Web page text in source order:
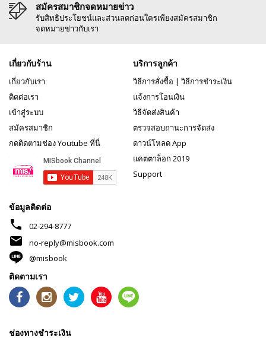
สมัครสมาชิกจดหมายข่าว
รับสิทธิประโยชน์และส่วนลดก่อนใครเพียงสมัครสมาชิก
จดหมายข่าวกับเรา
เกี่ยวกับร้าน
เกี่ยวกับเรา
ติดต่อเรา
เข้าสู่ระบบ
สมัครสมาชิก
กดติดตามช่อง Youtube ที่นี่
บริการลูกค้า
วิธีการสั่งซื้อ | วิธีการชำระเงิน
แจ้งการโอนเงิน
วิธีจัดส่งสินค้า
ตรวจสอบถานะการจัดส่ง
ดาวน์โหลด App
แคตตาล็อก 2019
Support
ข้อมูลติดต่อ
phone 02-294-8777
mail
no-reply@misbook.com
@misbook
ติดตามเรา
ช่องทางชำระเงิน